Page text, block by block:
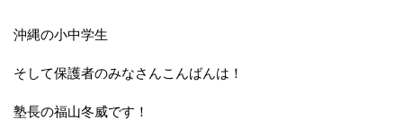
沖縄の小中学生
そして保護者のみなさんこんばんは！
塾長の福山冬威です！